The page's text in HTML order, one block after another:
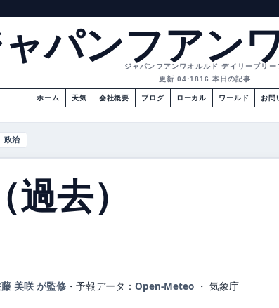
パンフアン
ジャパンフアンワオルルド デイリーブリー
更新 04:1816 本日の記事
ホーム 天気 会社概要 ブログ ローカル ワールド お問
政治
去）
美咲 が監修 ・ 予報データ： Open-Meteo ・ 気象庁